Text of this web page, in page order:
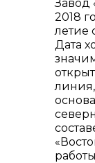
Завод
2018
летие
Дата